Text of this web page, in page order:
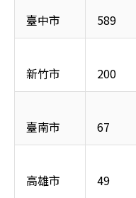
臺中市 589
新竹市 200
臺南市 67
高雄市 49